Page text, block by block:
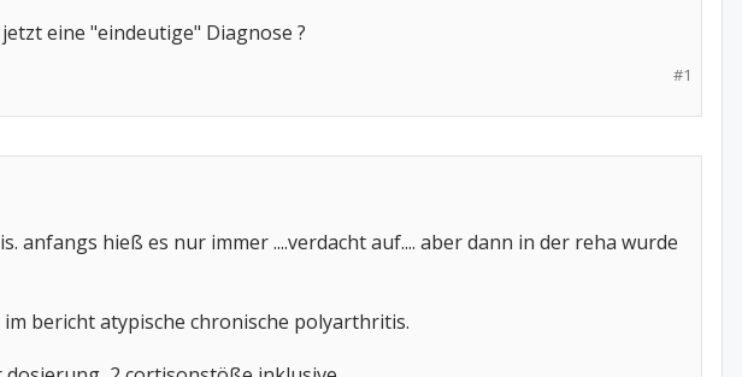
eine "eindeutige" Diagnose ?
#1
hieß es nur immer ....verdacht auf.... aber dann in der reha wurde
bericht atypische chronische polyarthritis.